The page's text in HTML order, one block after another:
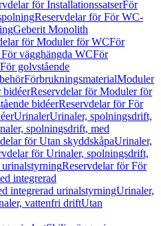
för InstallationssatserFör
Reservdelar för För WC-
Geberit Monolith
för Moduler för WCFör
vägghängda WCFör
golvstående
FörbrukningsmaterialModuler
Reservdelar för Moduler för
bidéerReservdelar för För
UrinalerUrinaler, spolningsdrift,
spolningsdrift, med
för Utan skyddskåpaUrinaler,
för Urinaler, spolningsdrift,
Reservdelar för För
integrerad
integrerad urinalstyrningUrinaler,
vattenfri driftUtan